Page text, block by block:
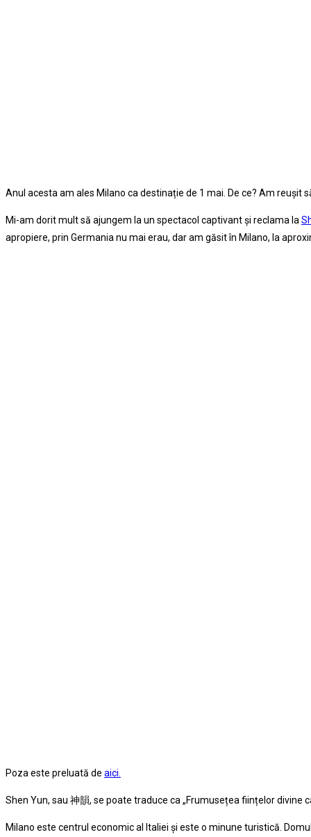
Anul acesta am ales Milano ca destinație de 1 mai. De ce? Am reuşit
Mi-am dorit mult să ajungem la un spectacol captivant şi reclama la
apropiere, prin Germania nu mai erau, dar am găsit în Milano, la
Poza este preluată de aici.
Shen Yun, sau 神韻, se poate traduce ca „Frumusețea ființelor divine
Milano este centrul economic al Italiei şi este o minune turistică.